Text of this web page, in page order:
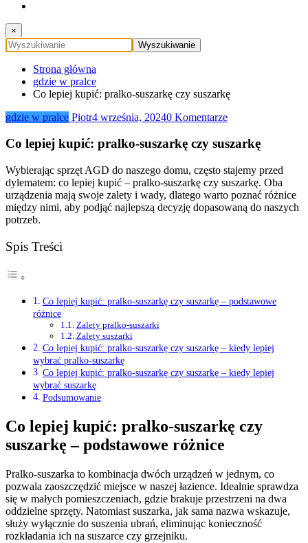
×
Strona główna
gdzie w pralce
Co lepiej kupić: pralko-suszarkę czy suszarkę
gdzie w pralce Piotr4 września, 20240 Komentarze
Co lepiej kupić: pralko-suszarkę czy suszarkę
Wybierając sprzęt AGD do naszego domu, często stajemy przed
dylematem: co lepiej kupić – pralko-suszarkę czy suszarkę. Oba
urządzenia mają swoje zalety i wady, dlatego warto poznać różnice
między nimi, aby podjąć najlepszą decyzję dopasowaną do naszych
potrzeb.
Spis Treści
Co lepiej kupić: pralko-suszarkę czy suszarkę – podstawowe
różnice
Zalety pralko-suszarki
Zalety suszarki
Co lepiej kupić: pralko-suszarkę czy suszarkę – kiedy lepiej
wybrać pralko-suszarkę
Co lepiej kupić: pralko-suszarkę czy suszarkę – kiedy lepiej
wybrać suszarkę
Podsumowanie
Co lepiej kupić: pralko-suszarkę czy
suszarkę – podstawowe różnice
Pralko-suszarka to kombinacja dwóch urządzeń w jednym, co
pozwala zaoszczędzić miejsce w naszej łazience. Idealnie sprawdza
się w małych pomieszczeniach, gdzie brakuje przestrzeni na dwa
oddzielne sprzęty. Natomiast suszarka, jak sama nazwa wskazuje,
służy wyłącznie do suszenia ubrań, eliminując konieczność
rozkładania ich na suszarce czy grzejniku.